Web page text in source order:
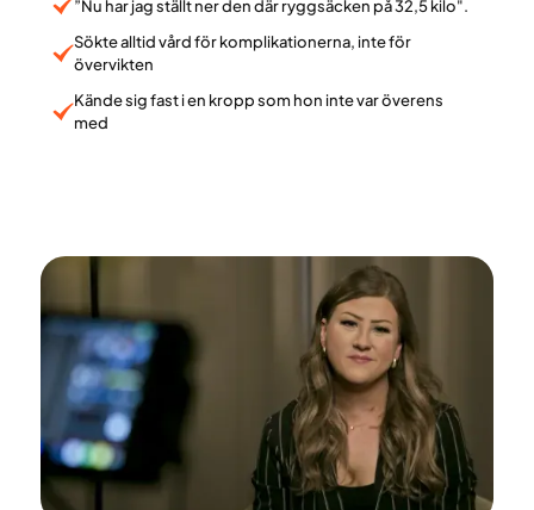
”Nu har jag ställt ner den där ryggsäcken på 32,5 kilo".
Sökte alltid vård för komplikationerna, inte för
övervikten
Kände sig fast i en kropp som hon inte var överens
med